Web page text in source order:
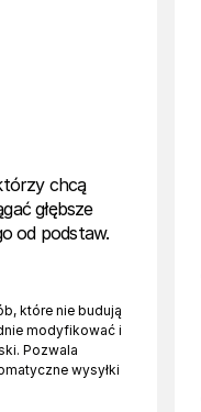
chcą
głębsze
od podstaw.
które nie budują
modyfikować i
Pozwala
wysyłki